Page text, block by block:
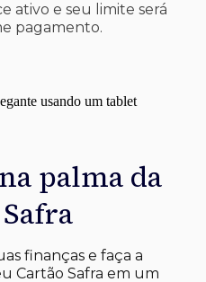
ativo e seu limite será
pagamento.
palma da
finanças e faça a
Cartão Safra em um